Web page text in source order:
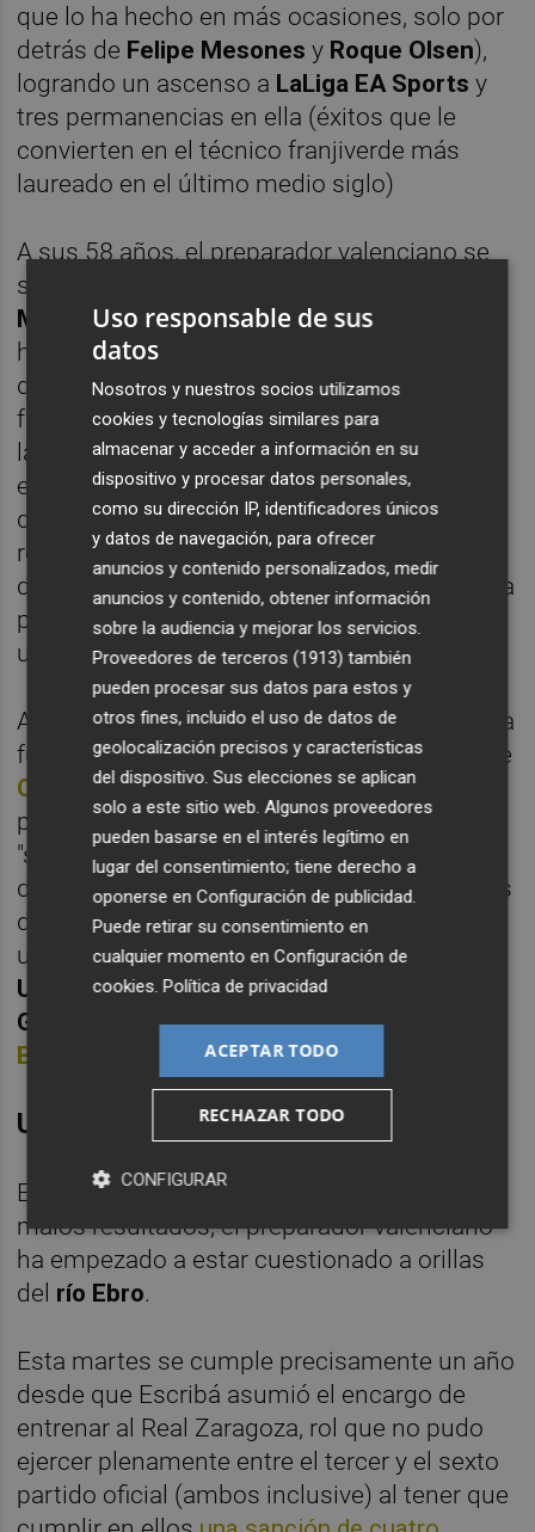
que lo ha hecho en más ocasiones, solo por
detrás de Felipe Mesonesy Roque Olsen),
logrando un ascenso a LaLiga EA Sports y
tres permanencias en ella (éxitos que le
convierten en el técnico franjiverde más
laureado en el último medio siglo)
A sus 58 años, el preparador valenciano se
sentará en uno de los banquillos del
Martínez Valerocasi dos años después de
haberlo hecho por última vez, pues fue
despedido como técnico por la entidad
franjiverde el 21 de noviembre de 2021, tras
la derrota encajada a manos del Real Betis
en partido correspondiente a la jornada 14
de LaLiga EA Sports 2021/22. Su
reencuentro con el Elche será especial
donde los haya, hasta el punto de que será la
primera vez que como primer entrenador de
un equipo se mide al franjiverde.
Atrás quedarán también esa rueda de prensa
fugaz en la que al tiempo que anunciaba que
Christian Bragarnikhabía decidido
prescindir de sus servicios decía aquello de
"se puede comprar un club, pero no el cariño
de la gente" en referencia al empresario o las
declaraciones que haría meses después, en
un acto de apoyo al pueblo de
Ucraniaorganizado por laReal Federación
Gallega de Fútbol, señalando aDarío
Benedetto
Un año en el Real Zaragoza
En las últimas semanas, por culpa de los
malos resultados, el preparador valenciano
ha empezado a estar cuestionado a orillas
del río Ebro.
Esta martes se cumple precisamente un año
desde que Escribá asumió el encargo de
entrenar al Real Zaragoza, rol que no pudo
ejercer plenamente entre el tercer y el sexto
partido oficial (ambos inclusive) al tener que
Uso responsable de sus
datos
Nosotros y nuestros socios utilizamos
cookies y tecnologías similares para
almacenar y acceder a información en su
dispositivo y procesar datos personales,
como su dirección IP, identificadores únicos
y datos de navegación, para ofrecer
anuncios y contenido personalizados, medir
anuncios y contenido, obtener información
sobre la audiencia y mejorar los servicios.
Proveedores de terceros (1913) también
pueden procesar sus datos para estos y
otros fines, incluido el uso de datos de
geolocalización precisos y características
del dispositivo. Sus elecciones se aplican
solo a este sitio web. Algunos proveedores
pueden basarse en el interés legítimo en
lugar del consentimiento; tiene derecho a
oponerse enConfiguración de publicidad.
Puede retirar su consentimiento en
cualquier momento enConfiguración de
cookies.Política de privacidad
ACEPTAR TODO
RECHAZAR TODO
CONFIGURAR